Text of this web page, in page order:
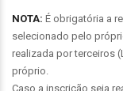
NOTA: É obrigatória a
selecionado pelo
realizada por terceiros
próprio.
Caso a inscrição seja